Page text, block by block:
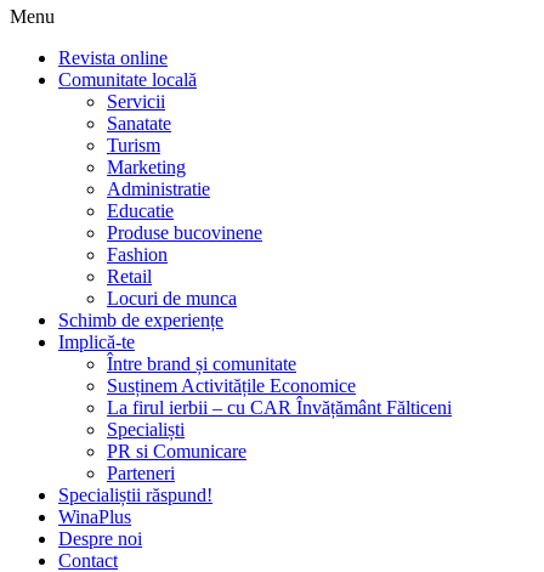
Menu
Revista online
Comunitate locală
Servicii
Sanatate
Turism
Marketing
Administratie
Educatie
Produse bucovinene
Fashion
Retail
Locuri de munca
Schimb de experiențe
Implică-te
Între brand și comunitate
Susținem Activitățile Economice
La firul ierbii – cu CAR Învățământ Fălticeni
Specialiști
PR si Comunicare
Parteneri
Specialiștii răspund!
WinaPlus
Despre noi
Contact